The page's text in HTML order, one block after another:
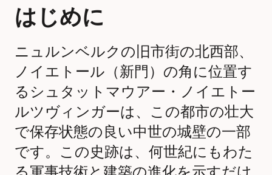
はじめに
ニュルンベルクの旧市街の北西部、
ノイエトール（新門）の角に位置す
るシュタットマウアー・ノイエトー
ルツヴィンガーは、この都市の壮大
で保存状態の良い中世の城壁の一部
です。この史跡は、何世紀にもわた
る軍事技術と建築の進化を示すだけ